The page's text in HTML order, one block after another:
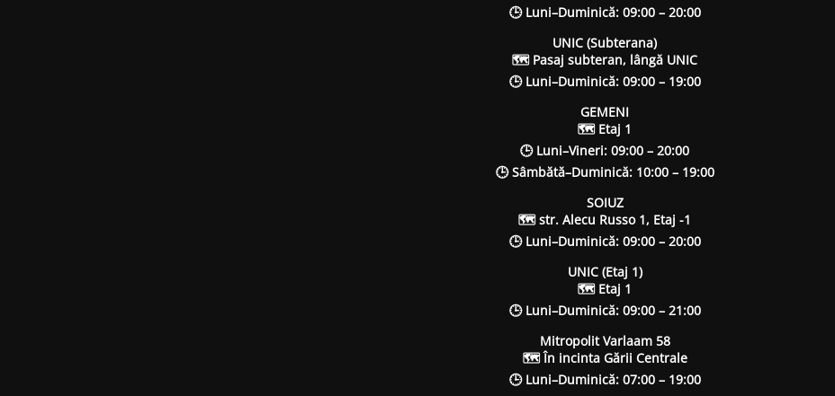
🕒 Luni–Duminică: 09:00 – 20:00
UNIC (Subterana)
🗺 Pasaj subteran, lângă UNIC
🕒 Luni–Duminică: 09:00 – 19:00
GEMENI
🗺 Etaj 1
🕒 Luni–Vineri: 09:00 – 20:00
🕒 Sâmbătă–Duminică: 10:00 – 19:00
SOIUZ
🗺 str. Alecu Russo 1, Etaj -1
🕒 Luni–Duminică: 09:00 – 20:00
UNIC (Etaj 1)
🗺 Etaj 1
🕒 Luni–Duminică: 09:00 – 21:00
Mitropolit Varlaam 58
🗺 În incinta Gării Centrale
🕒 Luni–Duminică: 07:00 – 19:00